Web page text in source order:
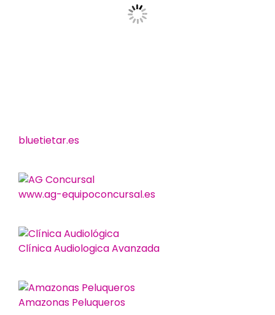
bluetietar.es
www.ag-equipoconcursal.es
Clínica Audiologica Avanzada
Amazonas Peluqueros